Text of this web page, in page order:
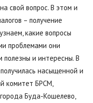
свой вопрос. В этом и
– получение
какие вопросы
проблемами они
и интересны. В
насыщенной и
комитет БРСМ,
Буда-Кошелево,